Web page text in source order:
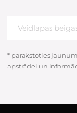
* parakstoties
apstrādei un